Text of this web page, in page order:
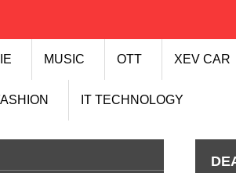
MUSIC OTT XEV CAR
IT TECHNOLOGY